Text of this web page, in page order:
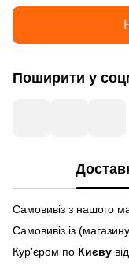
Поширити у
Самовивіз з нашого
Самовивіз із
Кур'єром по Києву